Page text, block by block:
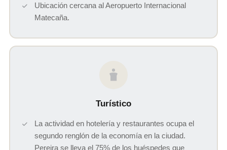
Ubicación cercana al Aeropuerto Internacional
Matecaña.
Turístico
La actividad en hotelería y restaurantes ocupa el
segundo renglón de la economía en la ciudad.
Pereira se lleva el 75% de los huéspedes que